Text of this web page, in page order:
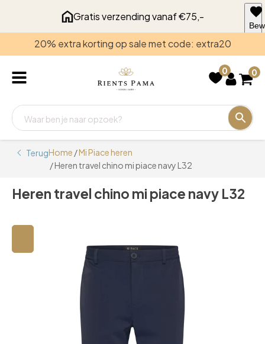
Gratis verzending vanaf €75,-
20% extra korting op sale met code: extra20
0 0
TerugHome /Mi Piace heren
/ Heren travel chino mi piace navy L32
Heren travel chino mi piace navy L32
voor